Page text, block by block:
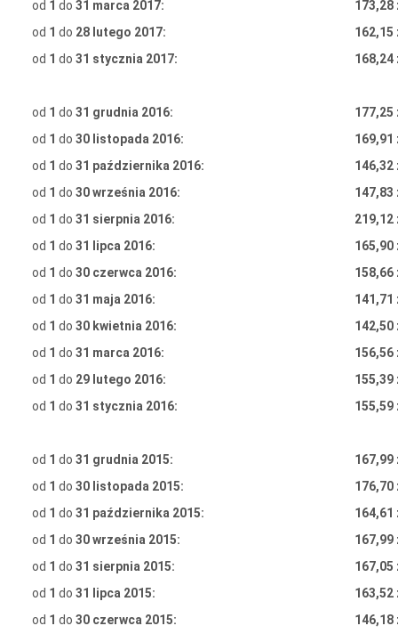
od 1 do 31 marca 2017:
173,28
od 1 do 28 lutego 2017:
162,15
od 1 do 31 stycznia 2017: 168,24
od 1 do 31 grudnia 2016:
177,25
od 1 do 30 listopada 2016:
169,91
od 1 do 31 października 2016:
146,32
od 1 do 30 września 2016:
147,83
od 1 do 31 sierpnia 2016:
219,12
od 1 do 31 lipca 2016:
165,90
od 1 do 30 czerwca 2016:
158,66
od 1 do 31 maja 2016:
141,71
od 1 do 30 kwietnia 2016:
142,50
od 1 do 31 marca 2016:
156,56
od 1 do 29 lutego 2016:
155,39
od 1 do 31 stycznia 2016: 155,59
od 1 do 31 grudnia 2015:
167,99
od 1 do 30 listopada 2015:
176,70
od 1 do 31 października 2015:
164,61
od 1 do 30 września 2015:
167,99
od 1 do 31 sierpnia 2015:
167,05
od 1 do 31 lipca 2015:
163,52
od 1 do 30 czerwca 2015:
146,18